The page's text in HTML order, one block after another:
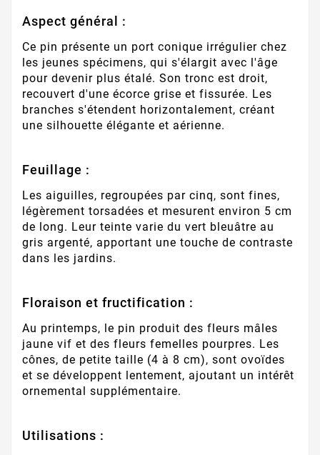
Aspect général :
Ce pin présente un port conique irrégulier chez
les jeunes spécimens, qui s'élargit avec l'âge
pour devenir plus étalé. Son tronc est droit,
recouvert d'une écorce grise et fissurée. Les
branches s'étendent horizontalement, créant
une silhouette élégante et aérienne.
Feuillage :
Les aiguilles, regroupées par cinq, sont fines,
légèrement torsadées et mesurent environ 5 cm
de long. Leur teinte varie du vert bleuâtre au
gris argenté, apportant une touche de contraste
dans les jardins.
Floraison et fructification :
Au printemps, le pin produit des fleurs mâles
jaune vif et des fleurs femelles pourpres. Les
cônes, de petite taille (4 à 8 cm), sont ovoïdes
et se développent lentement, ajoutant un intérêt
ornemental supplémentaire.
Utilisations :